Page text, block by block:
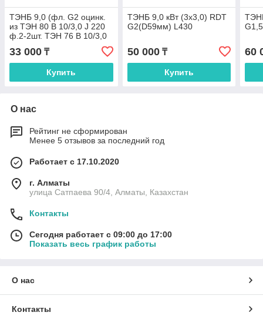
ТЭНБ 9,0 (фл. G2 оцинк.
из ТЭН 80 В 10/3,0 J 220
ф.2-2шт. ТЭН 76 В 10/3,0
J 220 ф.2-1шт)
33 000 ₸
Купить
ТЭНБ 9,0 кВт (3х3,0) RDT
G2(D59мм) L430
50 000₸
Купить
60
О нас
Рейтинг не сформирован
Менее 5 отзывов за последний год
Работает с 17.10.2020
г. Алматы
улица Сатпаева 90/4, Алматы, Казахстан
Контакты
Сегодня работает с 09:00 до 17:00
Показать весь график работы
О нас
Контакты